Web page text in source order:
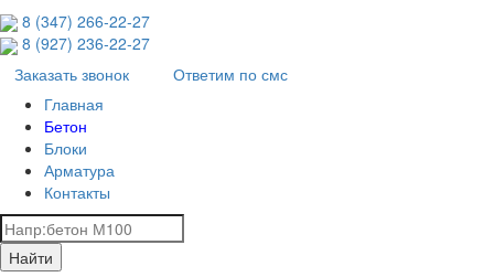
8 (347) 266‑22‑27
8 (927) 236‑22‑27
Заказать звонок
Ответим по смс
Главная
Бетон
Блоки
Арматура
Контакты
Найти